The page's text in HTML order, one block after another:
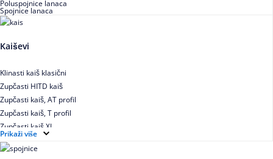
Poluspojnice lanaca
Spojnice lanaca
Kaiševi
Klinasti kaiš klasični
Zupčasti HITD kaiš
Zupčasti kaiš, AT profil
Zupčasti kaiš, T profil
Zupčasti kaiš XL
Zupčasti STD kaiš
Uskoprofilno klinasto remenje
Prikaži više